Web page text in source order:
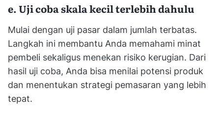
e. Uji coba skala kecil terlebih dahulu
Mulai dengan uji pasar dalam jumlah terbatas.
Langkah ini membantu Anda memahami minat
pembeli sekaligus menekan risiko kerugian. Dari
hasil uji coba, Anda bisa menilai potensi produk
dan menentukan strategi pemasaran yang lebih
tepat.